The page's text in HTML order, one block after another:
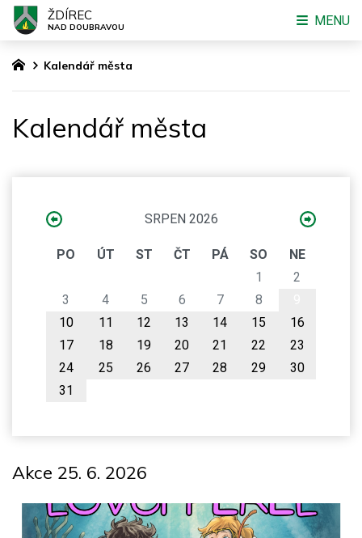
Kalendář města
Kalendář města
SRPEN 2026
PO ÚT ST ČT PÁ SO
NE
1
2
3
4 5 6 7 8
10
11 12 13 14 15
16
17
18 19 20 21 22
23
24
25 26 27 28 29
30
31
Akce 25. 6. 2026
ŽDÍREC
NAD DOUBRAVOU MENU